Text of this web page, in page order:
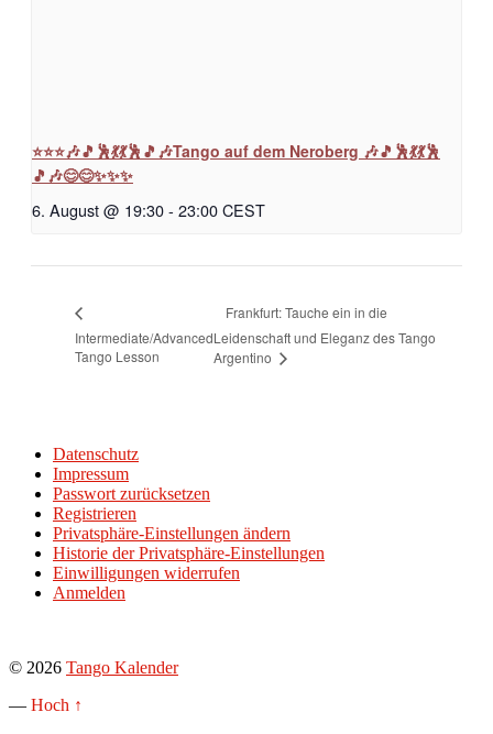
⭐⭐⭐🎶🎵🕺💃💃🕺🎵🎶Tango auf dem Neroberg 🎶🎵🕺💃💃🕺
🎵🎶😊😊✨✨✨
6. August @ 19:30- 23:00CEST
Intermediate/Advanced
Tango Lesson
Frankfurt: Tauche ein in die
Leidenschaft und Eleganz des Tango
Argentino
Datenschutz
Impressum
Passwort zurücksetzen
Registrieren
Privatsphäre-Einstellungen ändern
Historie der Privatsphäre-Einstellungen
Einwilligungen widerrufen
Anmelden
© 2026 Tango Kalender
— Hoch ↑